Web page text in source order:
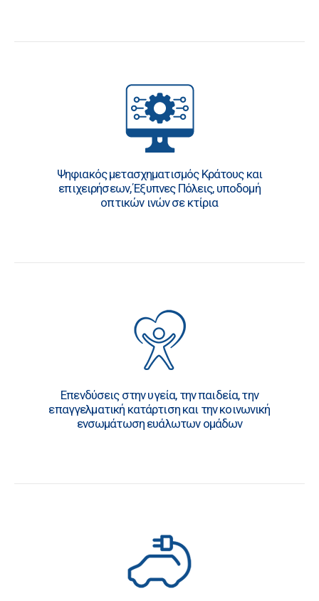
Ψηφιακός μετασχηματισμός Κράτους και
επιχειρήσεων, Έξυπνες Πόλεις, υποδομή
οπτικών ινών σε κτίρια
Επενδύσεις στην υγεία, την παιδεία, την
επαγγελματική κατάρτιση και την κοινωνική
ενσωμάτωση ευάλωτων ομάδων